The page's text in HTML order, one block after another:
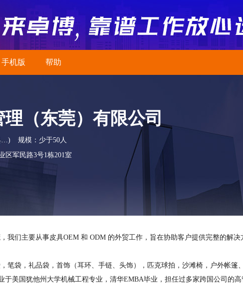
手机版 帮助
（东莞）有限公司
…)
规模：少于50人
区军民路3号1栋201室
我们主要从事皮具OEM 和 ODM 的外贸工作，旨在协助客户提供完整的解
笔袋，礼品袋，首饰（耳环、手链、头饰），匹克球拍，沙滩椅，户外帐篷
于美国犹他州大学机械工程专业，清华EMBA毕业，担任过多家跨国公司的